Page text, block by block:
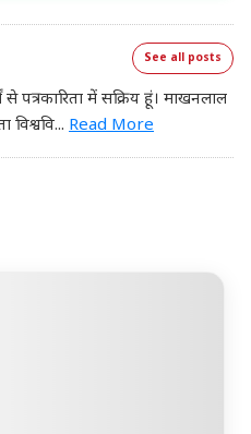
See all posts
से पत्रकारिता में सक्रिय हूं। माखनलाल
विश्ववि... Read More